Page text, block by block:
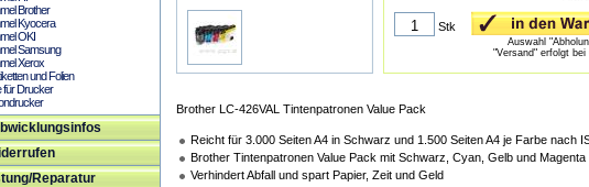
Brother
Kyocera
OKI
Samsung
Xerox
und Folien
für Drucker
Reparatur
Stk
Auswahl
"Versand" erfolgt bei
Brother LC-426VAL Tintenpatronen Value Pack
Reicht für 3.000 Seiten A4 in Schwarz und 1.500 Seiten A4 je Farbe nach
Brother Tintenpatronen Value Pack mit Schwarz, Cyan, Gelb und Magenta
Verhindert Abfall und spart Papier, Zeit und Geld